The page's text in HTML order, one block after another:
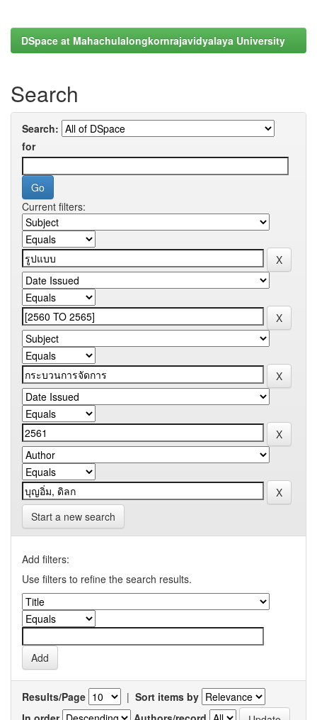
DSpace at Mahachulalongkornrajavidyalaya University
Search
Search:
for
Current filters:
Start a new search
Add filters:
Use filters to refine the search results.
Results/Page | Sort items by